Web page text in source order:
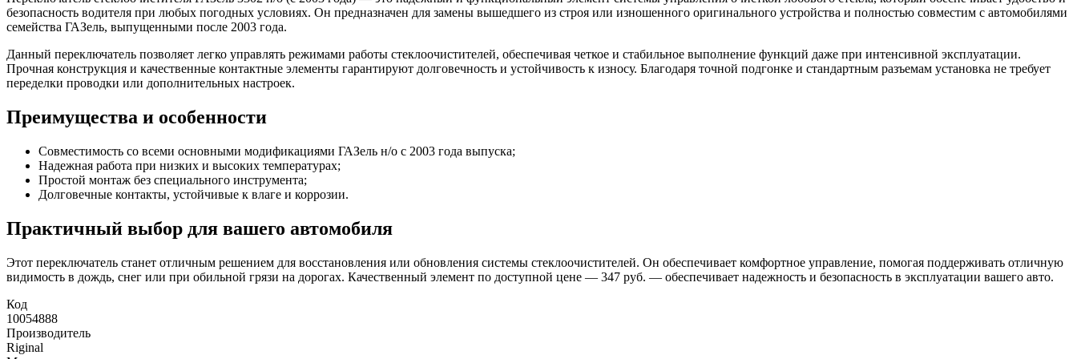
(с
2003)
безопасность водителя при любых погодных условиях. Он предназначен для замены вышедшего из строя или изношенного оригинального устройства и полностью совместим с автомобилями
семейства ГАЗель, выпущенными после 2003 года.
Данный переключатель позволяет легко управлять режимами работы стеклоочистителей, обеспечивая четкое и стабильное выполнение функций даже при интенсивной эксплуатации.
Прочная конструкция и качественные контактные элементы гарантируют долговечность и устойчивость к износу. Благодаря точной подгонке и стандартным разъемам установка не требует
переделки проводки или дополнительных настроек.
Преимущества и особенности
Совместимость со всеми основными модификациями ГАЗель н/о с 2003 года выпуска;
Надежная работа при низких и высоких температурах;
Простой монтаж без специального инструмента;
Долговечные контакты, устойчивые к влаге и коррозии.
Практичный выбор для вашего автомобиля
Этот переключатель станет отличным решением для восстановления или обновления системы стеклоочистителей. Он обеспечивает комфортное управление, помогая поддерживать отличную
видимость в дождь, снег или при обильной грязи на дорогах. Качественный элемент по доступной цене — 347 руб. — обеспечивает надежность и безопасность в эксплуатации вашего авто.
Код
10054888
Производитель
Riginal